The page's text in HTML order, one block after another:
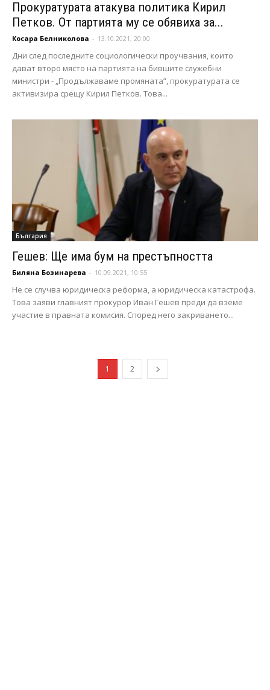
Прокуратурата атакува политика Кирил
Петков. От партията му се обявиха за...
Косара Белниколова - 13.10.2021, 20:00
Дни след последните социологически проучвания, които
дават второ място на партията на бившите служебни
министри - „Продължаваме промяната”, прокуратурата се
активизира срещу Кирил Петков. Това...
България
Гешев: Ще има бум на престъпността
Биляна Бозинарева - 10.09.2021, 10:55
Не се случва юридическа реформа, а юридическа катастрофа.
Това заяви главният прокурор Иван Гешев преди да вземе
участие в правната комисия. Според него закриването...
1 2